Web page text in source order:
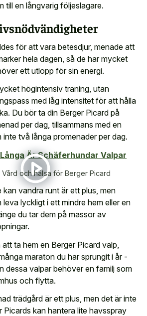
till en långvarig följeslagare.
för att vara betesdjur, menade att
hela dagen, så de har mycket
ett utlopp för sin energi.
högintensiv träning, utan
med låg intensitet för att hålla
Du bör ta din Berger Picard på
per dag, tillsammans med en
två långa promenader per dag.
Är Schäferhundar Valpar
Vård och hälsa för Berger Picard
kan vandra runt är ett plus, men
leva lyckligt i ett mindre hem eller en
du tar dem på massor av
ta hem en Berger Picard valp,
maraton du har sprungit i år -
dessa valpar behöver en familj som
och flytta.
trädgård är ett plus, men det är inte
Picards kan hantera lite havsspray